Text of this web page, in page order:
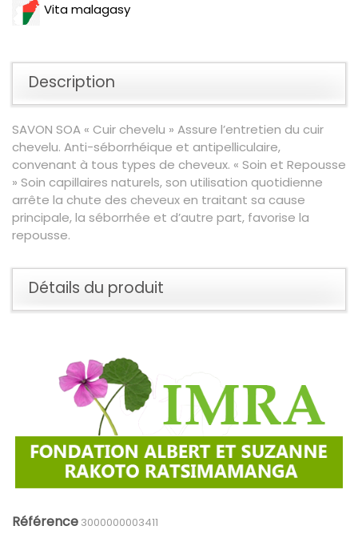
Vita malagasy
Description
SAVON SOA « Cuir chevelu » Assure l’entretien du cuir
chevelu. Anti-séborrhéique et antipelliculaire,
convenant à tous types de cheveux. « Soin et Repousse
» Soin capillaires naturels, son utilisation quotidienne
arrête la chute des cheveux en traitant sa cause
principale, la séborrhée et d’autre part, favorise la
repousse.
Détails du produit
Référence 3000000003411